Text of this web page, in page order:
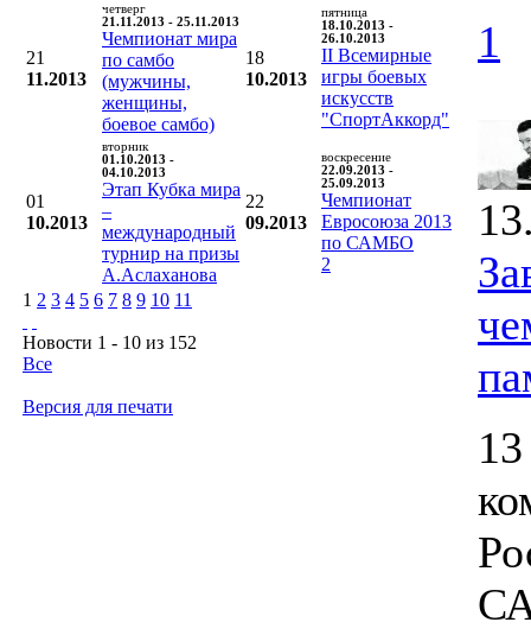
21
11.2013
четверг
21.11.2013 - 25.11.2013
Чемпионат мира
по самбо
(мужчины,
женщины,
боевое самбо)
18
10.2013
пятница
18.10.2013 -
26.10.2013
II Всемирные
игры боевых
искусств
"СпортАккорд"
01
10.2013
вторник
01.10.2013 -
04.10.2013
Этап Кубка мира
–
международный
турнир на призы
А.Аслаханова
22
09.2013
воскресение
22.09.2013 -
25.09.2013
Чемпионат
Евросоюза 2013
по САМБО
2
1 2 3 4 5 6 7 8 9 10 11
Новости 1 - 10 из 152
Все
Версия для печати
1